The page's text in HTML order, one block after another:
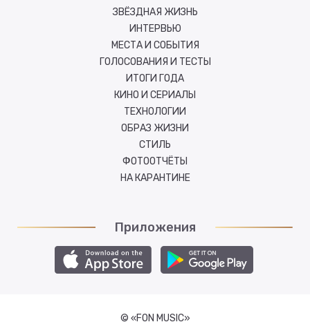
ЗВЁЗДНАЯ ЖИЗНЬ
ИНТЕРВЬЮ
МЕСТА И СОБЫТИЯ
ГОЛОСОВАНИЯ И ТЕСТЫ
ИТОГИ ГОДА
КИНО И СЕРИАЛЫ
ТЕХНОЛОГИИ
ОБРАЗ ЖИЗНИ
СТИЛЬ
ФОТООТЧЁТЫ
НА КАРАНТИНЕ
Приложения
© «FON MUSIC»